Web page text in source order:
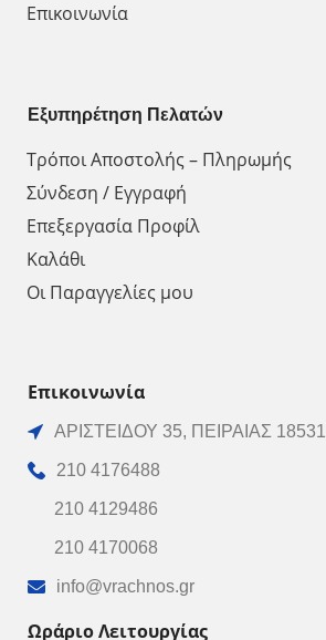
Επικοινωνία
Εξυπηρέτηση Πελατών
Τρόποι Αποστολής – Πληρωμής
Σύνδεση / Εγγραφή
Επεξεργασία Προφίλ
Καλάθι
Οι Παραγγελίες μου
Επικοινωνία
ΑΡΙΣΤΕΙΔΟΥ 35, ΠΕΙΡΑΙΑΣ 18531
210 4176488
210 4129486
210 4170068
info@vrachnos.gr
Ωράριο Λειτουργίας